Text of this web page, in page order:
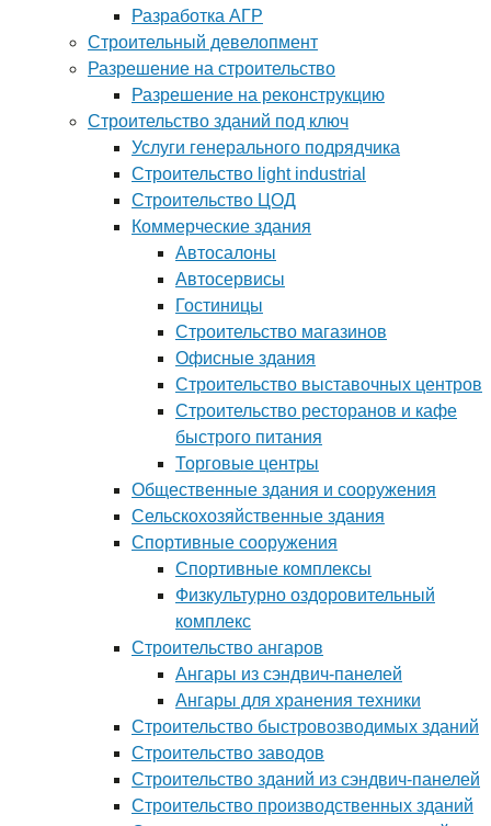
Разработка АГР
Строительный девелопмент
Разрешение на строительство
Разрешение на реконструкцию
Строительство зданий под ключ
Услуги генерального подрядчика
Строительство light industrial
Строительство ЦОД
Коммерческие здания
Автосалоны
Автосервисы
Гостиницы
Строительство магазинов
Офисные здания
Строительство выставочных центров
Строительство ресторанов и кафе
быстрого питания
Торговые центры
Общественные здания и сооружения
Сельскохозяйственные здания
Спортивные сооружения
Спортивные комплексы
Физкультурно оздоровительный
комплекс
Строительство ангаров
Ангары из сэндвич-панелей
Ангары для хранения техники
Строительство быстровозводимых зданий
Строительство заводов
Строительство зданий из сэндвич-панелей
Строительство производственных зданий